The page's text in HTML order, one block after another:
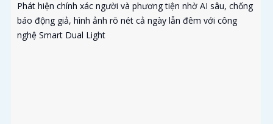
Phát hiện chính xác người và phương tiện nhờ AI sâu, chống
báo động giả, hình ảnh rõ nét cả ngày lẫn đêm với công
nghệ Smart Dual Light